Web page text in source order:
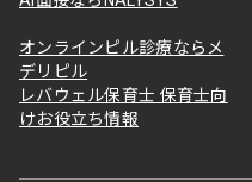
オンラインピル診療ならメ
デリピル
レバウェル保育士 保育士向
けお役立ち情報